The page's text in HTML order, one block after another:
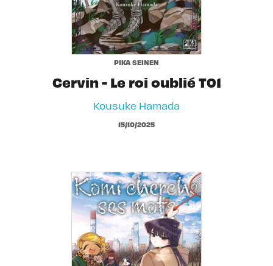
PIKA SEINEN
Cervin - Le roi oublié T01
Kousuke Hamada
15/10/2025